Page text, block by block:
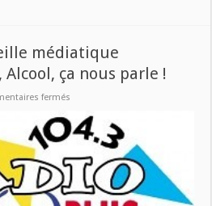
médiatique
Alcool, ça nous parle !
fermés
Veille
médiatique
MILDECA,
Drogue,
Alcool,
ça
nous
parle